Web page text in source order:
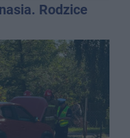
Rodzice